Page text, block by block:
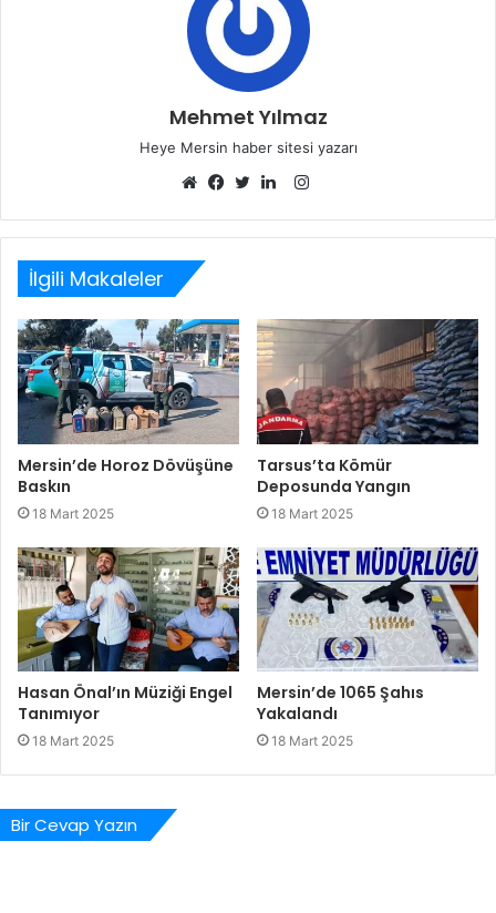
Mehmet Yılmaz
Heye Mersin haber sitesi yazarı
sitesi
Instagram
İlgili Makaleler
Mersin’de Horoz Dövüşüne
Baskın
18 Mart 2025
Tarsus’ta Kömür
Deposunda Yangın
18 Mart 2025
Hasan Önal’ın Müziği Engel
Tanımıyor
18 Mart 2025
Mersin’de 1065 Şahıs
Yakalandı
18 Mart 2025
Bir Cevap Yazın